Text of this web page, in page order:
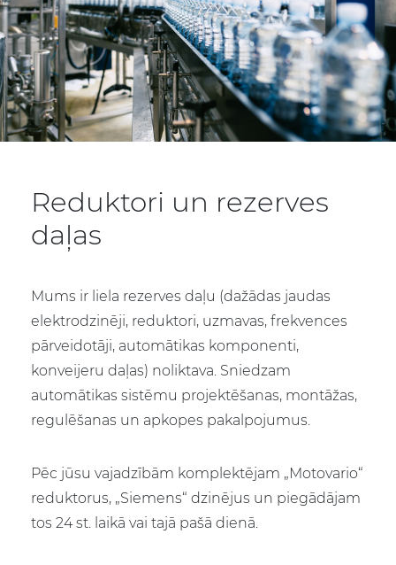
Reduktori un rezerves
daļas
Mums ir liela rezerves daļu (dažādas jaudas
elektrodzinēji, reduktori, uzmavas, frekvences
pārveidotāji, automātikas komponenti,
konveijeru daļas) noliktava. Sniedzam
automātikas sistēmu projektēšanas, montāžas,
regulēšanas un apkopes pakalpojumus.
Pēc jūsu vajadzībām komplektējam „Motovario“
reduktorus, „Siemens“ dzinējus un piegādājam
tos 24 st. laikā vai tajā pašā dienā.